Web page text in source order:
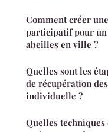
Comment créer
participatif pour un
abeilles en ville ?
Quelles sont les
de récupération
individuelle ?
Quelles